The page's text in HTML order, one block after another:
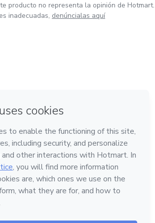
producto no representa la opinión de Hotmart.
inadecuadas, denúncialas aquí
Horizonte